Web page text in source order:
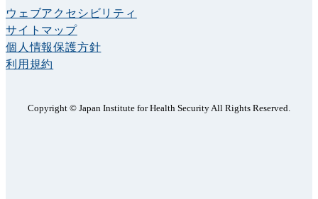
ウェブアクセシビリティ
サイトマップ
個人情報保護方針
利用規約
Copyright © Japan Institute for Health Security All Rights Reserved.